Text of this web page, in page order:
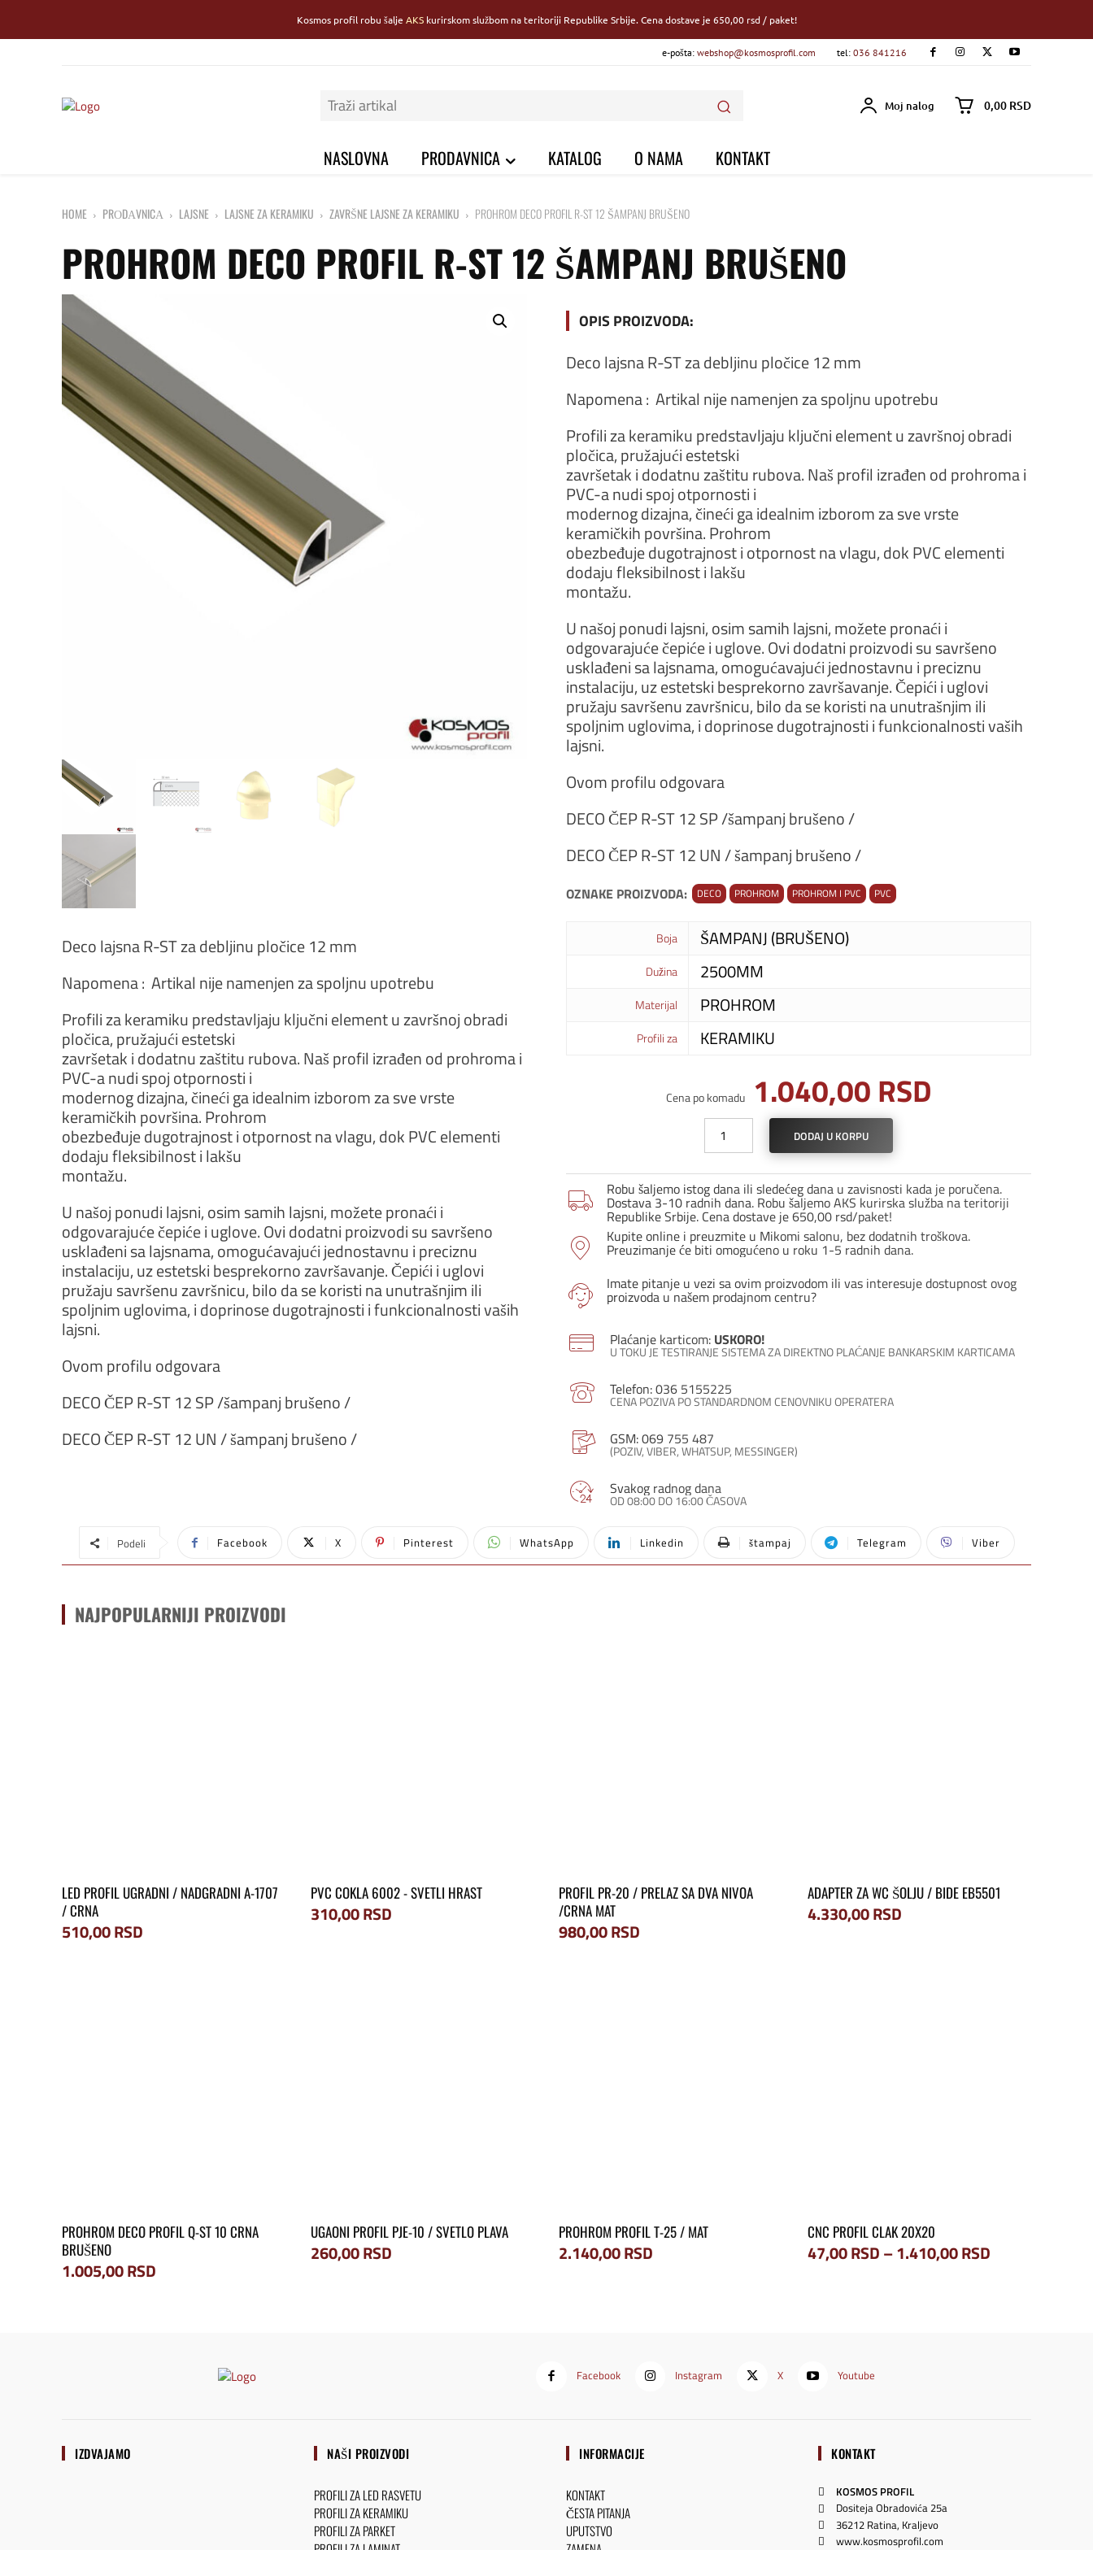
Kosmos profil robu šalje AKSkurirskom službom na teritoriji Republike Srbije. Cena dostave je 650,00 rsd / paket!
e-pošta:webshop@kosmosprofil.com tel:036 841216
Moj nalog 0,00 RSD
NASLOVNA PRODAVNICA KATALOG O NAMA KONTAKT
HOME PRОDАVNICА LAJSNE LAJSNE ZA KERAMIKU ZAVRŠNE LAJSNE ZA KERAMIKU PROHROM DECO PROFIL R-ST 12 ŠAMPANJ BRUŠENO
PROHROM DECO PROFIL R-ST 12 ŠAMPANJ BRUŠENO
Deco lajsna R-ST za debljinu pločice 12 mm
Napomena : Artikal nije namenjen za spoljnu upotrebu
Profili za keramiku predstavljaju ključni element u završnoj obradi
pločica, pružajući estetski
završetak i dodatnu zaštitu rubova. Naš profil izrađen od prohroma i
PVC-a nudi spoj otpornosti i
modernog dizajna, čineći ga idealnim izborom za sve vrste
keramičkih površina. Prohrom
obezbeđuje dugotrajnost i otpornost na vlagu, dok PVC elementi
dodaju fleksibilnost i lakšu
montažu.
U našoj ponudi lajsni, osim samih lajsni, možete pronaći i
odgovarajuće čepiće i uglove. Ovi dodatni proizvodi su savršeno
usklađeni sa lajsnama, omogućavajući jednostavnu i preciznu
instalaciju, uz estetski besprekorno završavanje. Čepići i uglovi
pružaju savršenu završnicu, bilo da se koristi na unutrašnjim ili
spoljnim uglovima, i doprinose dugotrajnosti i funkcionalnosti vaših
lajsni.
Ovom profilu odgovara
DECO ČEP R-ST 12 SP /šampanj brušeno /
DECO ČEP R-ST 12 UN / šampanj brušeno /
OPIS PROIZVODA:
Deco lajsna R-ST za debljinu pločice 12 mm
Napomena : Artikal nije namenjen za spoljnu upotrebu
Profili za keramiku predstavljaju ključni element u završnoj obradi
pločica, pružajući estetski
završetak i dodatnu zaštitu rubova. Naš profil izrađen od prohroma i
PVC-a nudi spoj otpornosti i
modernog dizajna, čineći ga idealnim izborom za sve vrste
keramičkih površina. Prohrom
obezbeđuje dugotrajnost i otpornost na vlagu, dok PVC elementi
dodaju fleksibilnost i lakšu
montažu.
U našoj ponudi lajsni, osim samih lajsni, možete pronaći i
odgovarajuće čepiće i uglove. Ovi dodatni proizvodi su savršeno
usklađeni sa lajsnama, omogućavajući jednostavnu i preciznu
instalaciju, uz estetski besprekorno završavanje. Čepići i uglovi
pružaju savršenu završnicu, bilo da se koristi na unutrašnjim ili
spoljnim uglovima, i doprinose dugotrajnosti i funkcionalnosti vaših
lajsni.
Ovom profilu odgovara
DECO ČEP R-ST 12 SP /šampanj brušeno /
DECO ČEP R-ST 12 UN / šampanj brušeno /
OZNAKE PROIZVODA: DECO PROHROM PROHROM I PVC PVC
Boja ŠAMPANJ (BRUŠENO)
Dužina 2500MM
Materijal PROHROM
Profili za KERAMIKU
Cena po komadu 1.040,00RSD
Deco
R-
ST
12
šampanj
brušeno
količina
DODAJ U KORPU
Robu šaljemo istog dana ili sledećeg dana u zavisnosti kada je poručena.
Dostava 3-10 radnih dana. Robu šaljemo AKS kurirska služba na teritoriji
Republike Srbije. Cena dostave je 650,00 rsd/paket!
Kupite online i preuzmite u Mikomi salonu, bez dodatnih troškova.
Preuzimanje će biti omogućeno u roku 1-5 radnih dana.
Imate pitanje u vezi sa ovim proizvodom ili vas interesuje dostupnost ovog
proizvoda u našem prodajnom centru?
Plaćanje karticom: USKORO!
U TOKU JE TESTIRANJE SISTEMA ZA DIREKTNO PLAĆANJE BANKARSKIM KARTICAMA
Telefon: 036 5155225
CENA POZIVA PO STANDARDNOM CENOVNIKU OPERATERA
GSM: 069 755 487
(POZIV, VIBER, WHATSUP, MESSINGER)
Svakog radnog dana
OD 08:00 DO 16:00 ČASOVA
Podeli Facebook X Pinterest WhatsApp Linkedin štampaj Telegram Viber
NAJPOPULARNIJI PROIZVODI
LED PROFIL UGRADNI / NADGRADNI A-1707
/ CRNA
510,00RSD
PVC COKLA 6002 - SVETLI HRAST
310,00RSD
PROFIL PR-20 / PRELAZ SA DVA NIVOA
/CRNA MAT
980,00RSD
ADAPTER ZA WC ŠOLJU / BIDE EB5501
4.330,00RSD
PROHROM DECO PROFIL Q-ST 10 CRNA
BRUŠENO
1.005,00RSD
UGAONI PROFIL PJE-10 / SVETLO PLAVA
260,00RSD
PROHROM PROFIL T-25 / MAT
2.140,00RSD
CNC PROFIL CLAK 20X20
47,00RSD–1.410,00RSDRaspon
Facebook Instagram X Youtube
IZDVAJAMO NAŠI PROIZVODI
PROFILI ZA LED RASVETU
PROFILI ZA KERAMIKU
PROFILI ZA PARKET
INFORMACIJE
KONTAKT
ČESTA PITANJA
UPUTSTVO
KONTAKT
KOSMOS PROFIL
Dositeja Obradovića 25a
36212 Ratina, Kraljevo
www.kosmosprofil.com